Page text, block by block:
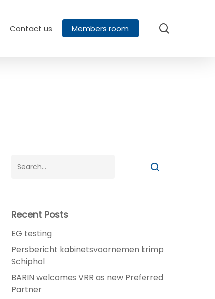
Contact us Members room
Recent Posts
EG testing
Persbericht kabinetsvoornemen krimp
Schiphol
BARIN welcomes VRR as new Preferred
Partner